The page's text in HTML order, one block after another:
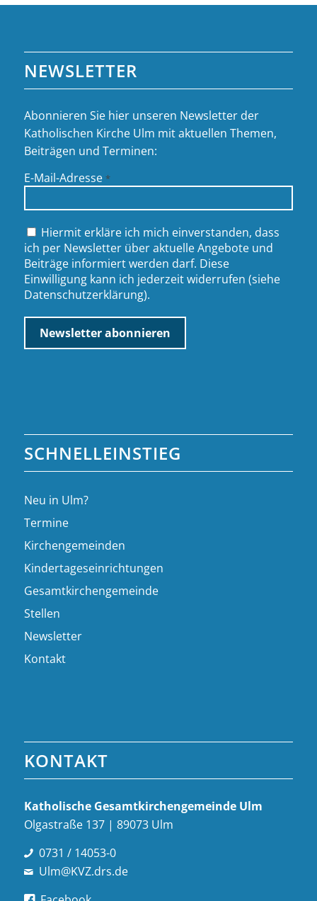
NEWSLETTER
Abonnieren Sie hier unseren Newsletter der
Katholischen Kirche Ulm mit aktuellen Themen,
Beiträgen und Terminen:
E-Mail-Adresse *
Hiermit erkläre ich mich einverstanden, dass
ich per Newsletter über aktuelle Angebote und
Beiträge informiert werden darf. Diese
Einwilligung kann ich jederzeit widerrufen (siehe
Datenschutzerklärung).
SCHNELLEINSTIEG
Neu in Ulm?
Termine
Kirchengemeinden
Kindertageseinrichtungen
Gesamtkirchengemeinde
Stellen
Newsletter
Kontakt
KONTAKT
Katholische Gesamt­kirchen­gemeinde Ulm
Olgastraße 137 | 89073 Ulm
0731 / 14053-0
Ulm@KVZ.drs.de